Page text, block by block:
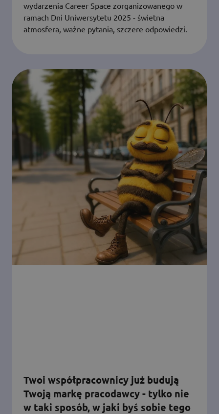
wydarzenia Career Space zorganizowanego w
ramach Dni Uniwersytetu 2025 - świetna
atmosfera, ważne pytania, szczere odpowiedzi.
Twoi współpracownicy już budują
Twoją markę pracodawcy - tylko nie
w taki sposób, w jaki byś sobie tego